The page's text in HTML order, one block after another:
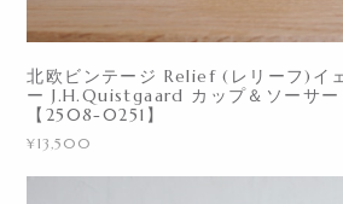
北欧ビンテージ Relief (レリーフ)イ
ー J.H.Quistgaard カップ＆ソーサ
【2508-0251】
¥13,500